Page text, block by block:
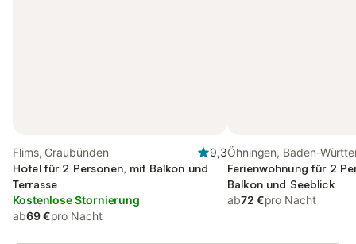
Flims, Graubünden
9,3
Hotel für 2 Personen, mit Balkon und
Terrasse
Kostenlose Stornierung
ab69 €pro Nacht
Öhningen, Baden-
Ferienwohnung für 2
Balkon und Seeblick
ab72 €pro Nacht